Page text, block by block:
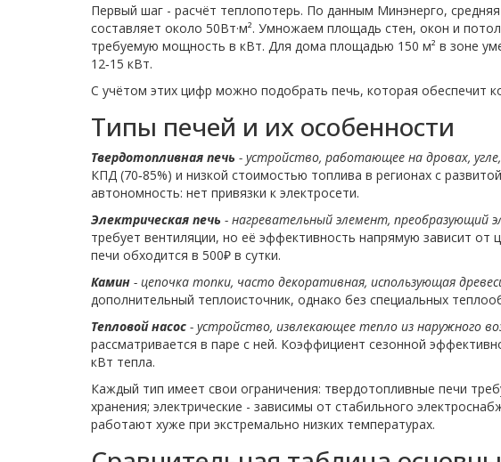
Первый шаг - расчёт теплопотерь. По данным Минэнерго,
составляет около 50Вт·м². Умножаем площадь стен, окон и
требуемую мощность в кВт. Для дома площадью 150 м² в зоне
12‑15 кВт.
С учётом этих цифр можно подобрать печь, которая обеспечит
Типы печей и их особенности
Твердотопливная печь - устройство, работающее на дровах,
КПД (70‑85%) и низкой стоимостью топлива в регионах с
автономность: нет привязки к электросети.
Электрическая печь - нагревательный элемент, преобразующий
требует вентиляции, но её эффективность напрямую зависит от
печи обходится в 500₽ в сутки.
Камин - цепочка топки, часто декоративная, использующая
дополнительный теплоисточник, однако без специальных
Тепловой насос - устройство, извлекающее тепло из наружного
рассматривается в паре с ней. Коэффициент сезонной
кВт тепла.
Каждый тип имеет свои ограничения: твердотопливные печи
хранения; электрические - зависимы от стабильного
работают хуже при экстремально низких температурах.